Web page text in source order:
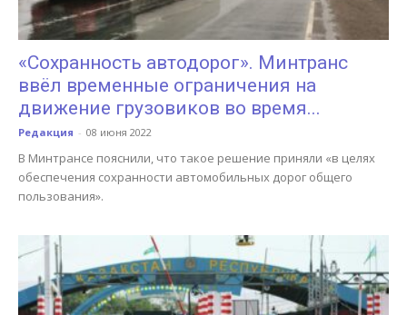
«Сохранность автодорог». Минтранс
ввёл временные ограничения на
движение грузовиков во время...
Редакция - 08 июня 2022
В Минтрансе пояснили, что такое решение приняли «в целях
обеспечения сохранности автомобильных дорог общего
пользования».